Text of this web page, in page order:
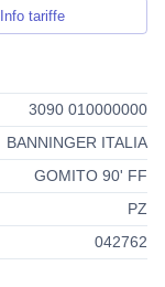
Info tariffe
3090 010000000
BANNINGER ITALIA
GOMITO 90' FF
PZ
042762